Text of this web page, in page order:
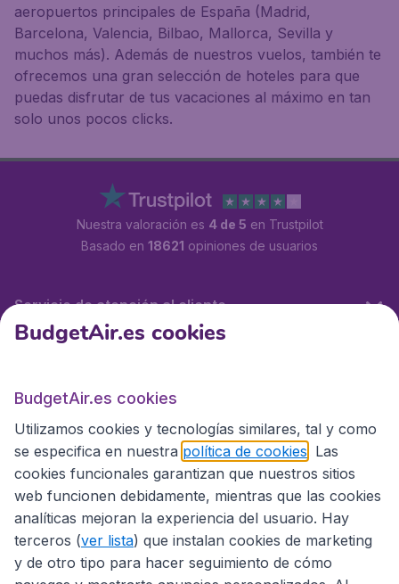
aeropuertos principales de España (Madrid,
Barcelona, Valencia, Bilbao, Mallorca, Sevilla y
muchos más). Además de nuestros vuelos, también te
ofrecemos una gran selección de hoteles para que
puedas disfrutar de tus vacaciones al máximo en tan
solo unos pocos clicks.
Nuestra valoración es 4 de 5 en Trustpilot
Basado en 18621 opiniones de usuarios
Servicio de atención al cliente
Sitios internacionales
BudgetAir.es cookies
BudgetAir.es cookies
Utilizamos cookies y tecnologías similares, tal y como
se especifica en nuestra política de cookies . Las
cookies funcionales garantizan que nuestros sitios
web funcionen debidamente, mientras que las cookies
analíticas mejoran la experiencia del usuario. Hay
terceros (ver lista) que instalan cookies de marketing
y de otro tipo para hacer seguimiento de cómo